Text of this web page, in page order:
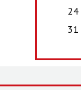
24
31